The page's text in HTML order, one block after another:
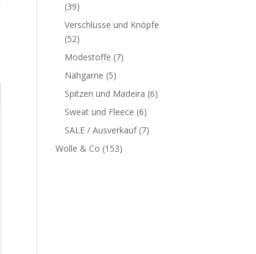
(39)
Verschlüsse und Knöpfe
(52)
Modestoffe (7)
Nähgarne (5)
Spitzen und Madeira (6)
Sweat und Fleece (6)
SALE / Ausverkauf (7)
Wolle & Co (153)